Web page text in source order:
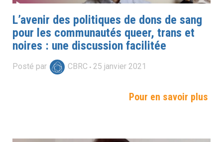
L’avenir des politiques de dons de sang
pour les communautés queer, trans et
noires : une discussion facilitée
Posté par CBRC 25 janvier 2021
Pour en savoir plus